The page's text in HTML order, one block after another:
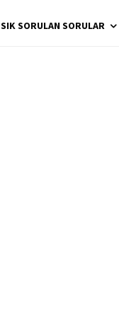
SIK SORULAN SORULAR